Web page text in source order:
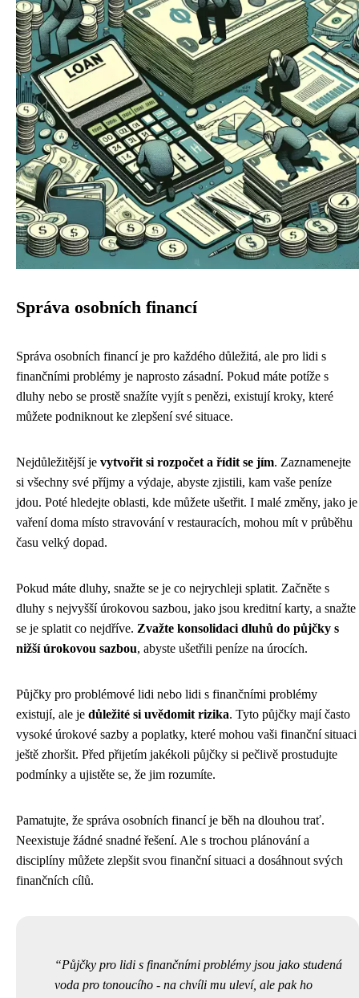
Správa osobních financí
Správa osobních financí je pro každého důležitá, ale pro lidi s
finančními problémy je naprosto zásadní. Pokud máte potíže s
dluhy nebo se prostě snažíte vyjít s penězi, existují kroky, které
můžete podniknout ke zlepšení své situace.
Nejdůležitější je vytvořit si rozpočet a řídit se jím. Zaznamenejte
si všechny své příjmy a výdaje, abyste zjistili, kam vaše peníze
jdou. Poté hledejte oblasti, kde můžete ušetřit. I malé změny, jako je
vaření doma místo stravování v restauracích, mohou mít v průběhu
času velký dopad.
Pokud máte dluhy, snažte se je co nejrychleji splatit. Začněte s
dluhy s nejvyšší úrokovou sazbou, jako jsou kreditní karty, a snažte
se je splatit co nejdříve. Zvažte konsolidaci dluhů do půjčky s
nižší úrokovou sazbou, abyste ušetřili peníze na úrocích.
Půjčky pro problémové lidi nebo lidi s finančními problémy
existují, ale je důležité si uvědomit rizika. Tyto půjčky mají často
vysoké úrokové sazby a poplatky, které mohou vaši finanční situaci
ještě zhoršit. Před přijetím jakékoli půjčky si pečlivě prostudujte
podmínky a ujistěte se, že jim rozumíte.
Pamatujte, že správa osobních financí je běh na dlouhou trať.
Neexistuje žádné snadné řešení. Ale s trochou plánování a
disciplíny můžete zlepšit svou finanční situaci a dosáhnout svých
finančních cílů.
Půjčky pro lidi s finančními problémy jsou jako studená
voda pro tonoucího - na chvíli mu uleví, ale pak ho